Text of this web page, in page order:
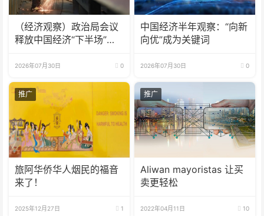
（经济观察）政治局会议
释放中国经济“下半场”三
2026年07月30日 0
中国经济半年观察：“向新
向优”成为关键词
2026年07月30日 0
推广
旅阿华侨华人烟民的福音
来了！
2025年12月27日 1
推广
Aliwan mayoristas 让买
卖更轻松
2022年04月11日 10